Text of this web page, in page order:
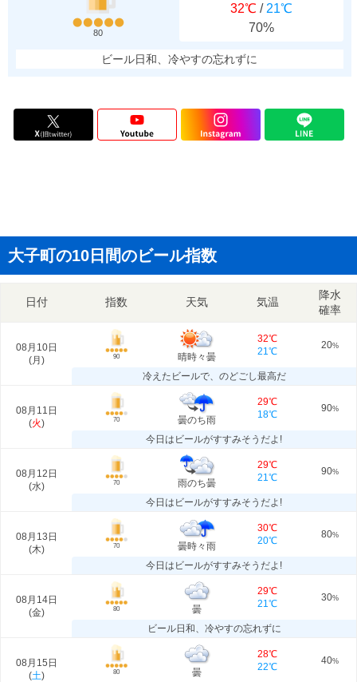
80
32℃ / 21℃
70%
ビール日和、冷やすの忘れずに
大子町の10日間のビール指数
日付 指数 天気 気温
降水
確率
08月10日
(月 ) 90 晴時々曇
32℃
21℃
20%
冷えたビールで、のどごし最高だ
08月11日
(火) 70 曇のち雨
29℃
18℃
90%
今日はビールがすすみそうだよ!
08月12日
(水) 70 雨のち曇
29℃
21℃
90%
今日はビールがすすみそうだよ!
08月13日
(木) 70 曇時々雨
30℃
20℃
80%
今日はビールがすすみそうだよ!
08月14日
(金) 80 曇
29℃
21℃
30%
ビール日和、冷やすの忘れずに
08月15日
(土) 80 曇
28℃
22℃
40%